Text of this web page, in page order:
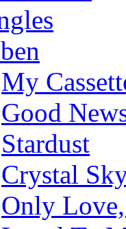
My
Good
Stardust
Crystal
Only